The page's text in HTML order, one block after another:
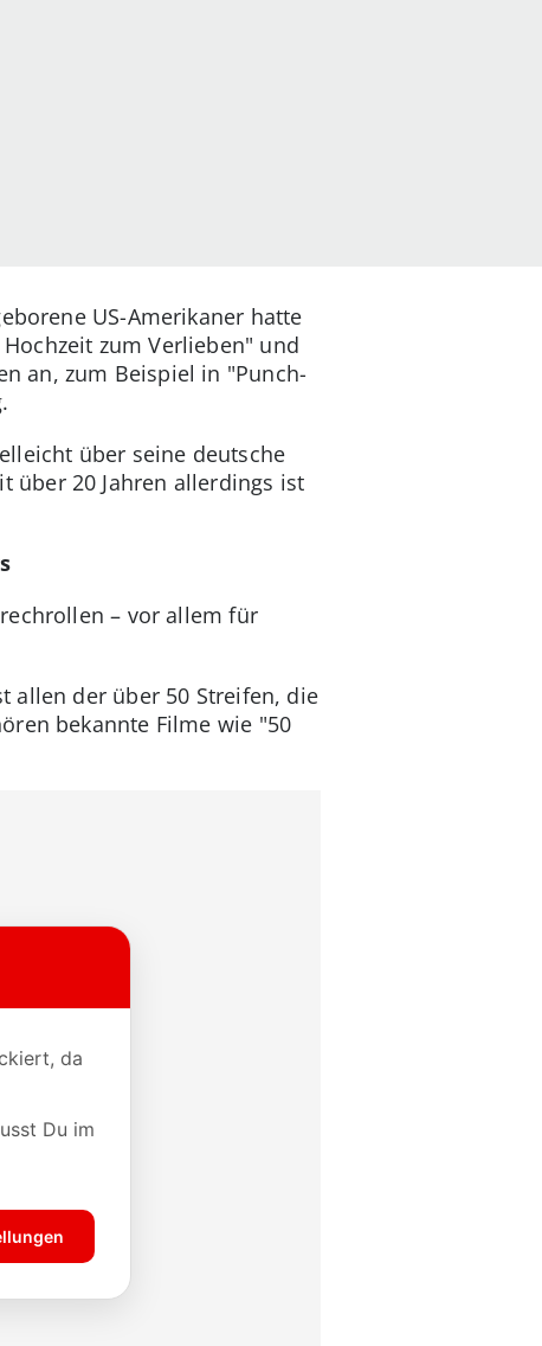
US-Amerikaner hatte
zum Verlieben" und
an, zum Beispiel in "Punch-
über seine deutsche
über 20 Jahren allerdings ist
– vor allem für
allen der über 50 Streifen, die
bekannte Filme wie "50